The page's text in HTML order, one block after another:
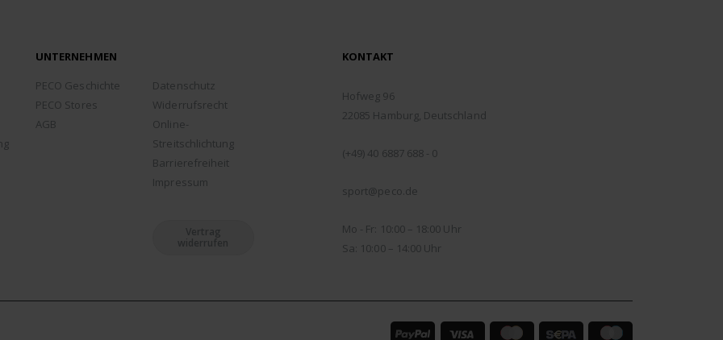
UNTERNEHMEN
PECO Geschichte
PECO Stores
AGB
Datenschutz
Widerrufsrecht
Online-
Streitschlichtung
Barrierefreiheit
Impressum
Vertrag
widerrufen
KONTAKT
Hofweg 96
22085 Hamburg, Deutschland
(+49) 40 6887 688 - 0
sport@peco.de
Mo - Fr: 10:00 – 18:00 Uhr
Sa: 10:00 – 14:00 Uhr